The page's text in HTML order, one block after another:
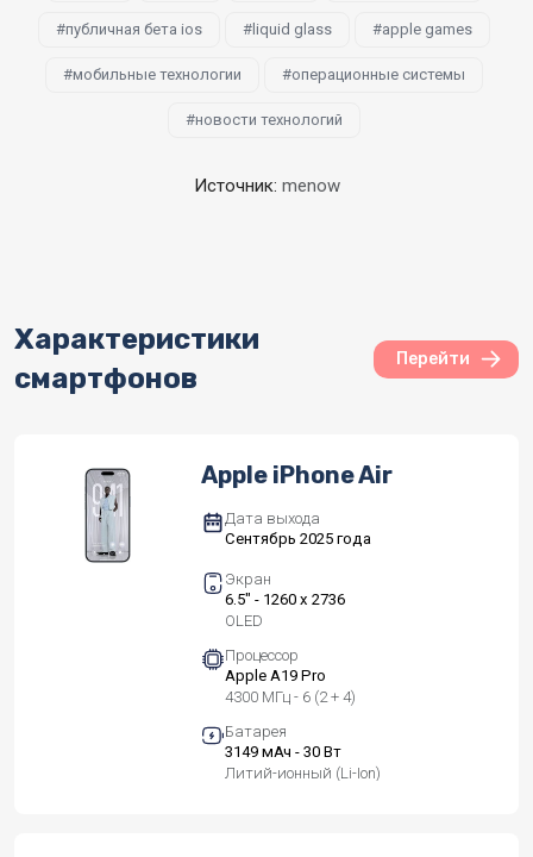
публичная бета ios liquid glass apple games
мобильные технологии операционные системы
новости технологий
Источник: menow
Характеристики
смартфонов
Перейти
Apple iPhone Air
Дата выхода
Сентябрь 2025 года
Экран
6.5" - 1260 x 2736
OLED
Процессор
Apple A19 Pro
4300 МГц - 6 (2 + 4)
Батарея
3149 мАч - 30 Вт
Литий-ионный (Li-Ion)